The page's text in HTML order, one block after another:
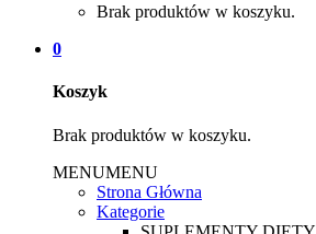
Brak produktów w koszyku.
0
Koszyk
Brak produktów w koszyku.
MENUMENU
Strona Główna
Kategorie